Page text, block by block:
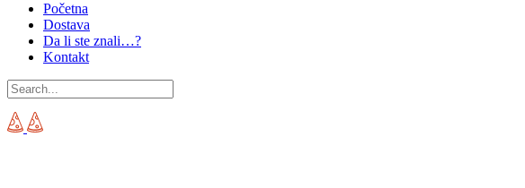
Početna
Dostava
Da li ste znali…?
Kontakt